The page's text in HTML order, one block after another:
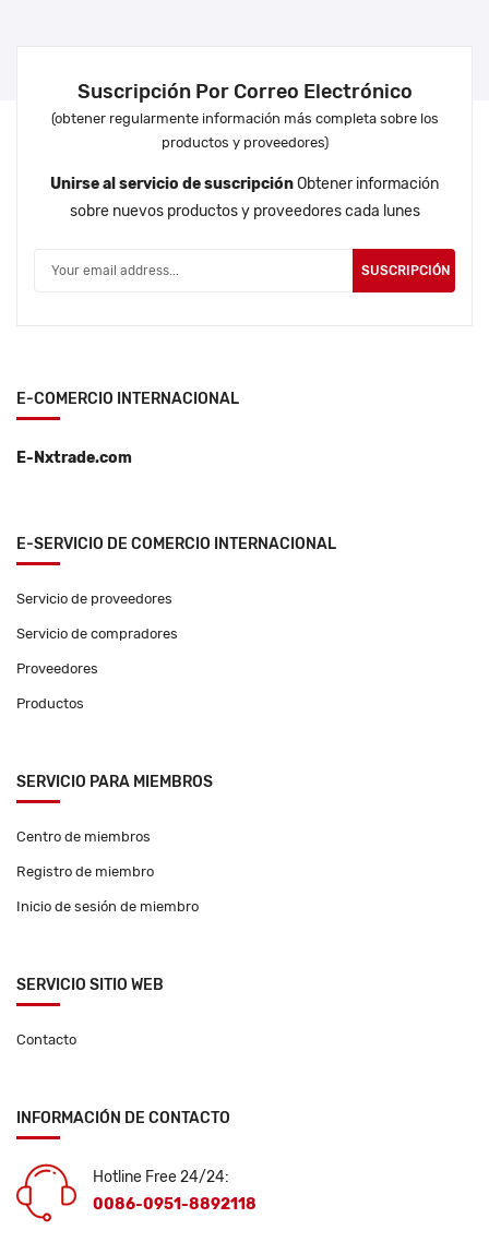
Suscripción Por Correo Electrónico
(obtener regularmente información más completa sobre los
productos y proveedores)
Unirse al servicio de suscripciónObtener información
sobre nuevos productos y proveedores cada lunes
SUSCRIPCIÓN
E-COMERCIO INTERNACIONAL
E-Nxtrade.com
E-SERVICIO DE COMERCIO INTERNACIONAL
Servicio de proveedores
Servicio de compradores
Proveedores
Productos
SERVICIO PARA MIEMBROS
Centro de miembros
Registro de miembro
Inicio de sesión de miembro
SERVICIO SITIO WEB
Contacto
INFORMACIÓN DE CONTACTO
Hotline Free 24/24:
0086-0951-8892118